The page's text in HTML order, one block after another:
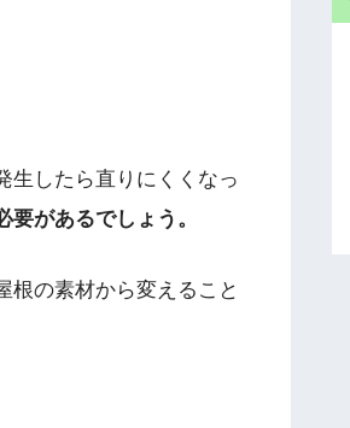
生したら直りにくくなっ
があるでしょう。
根の素材から変えること